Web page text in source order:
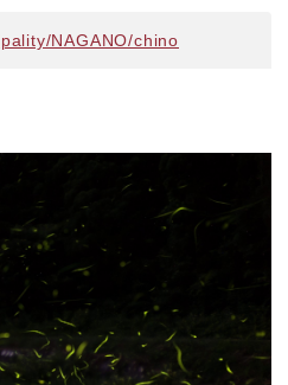
NAGANO/chino